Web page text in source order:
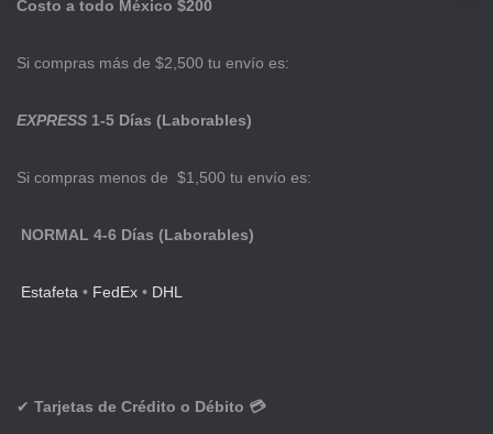
Costo a todo México $200
Si compras más de $2,500 tu envío es:
EXPRESS 1-5 Días (Laborables)
Si compras menos de $1,500 tu envío es:
NORMAL 4-6 Días (Laborables)
Estafeta • FedEx • DHL
✔ Tarjetas de Crédito o Débito 💳